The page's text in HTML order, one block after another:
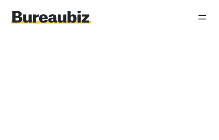
indhold